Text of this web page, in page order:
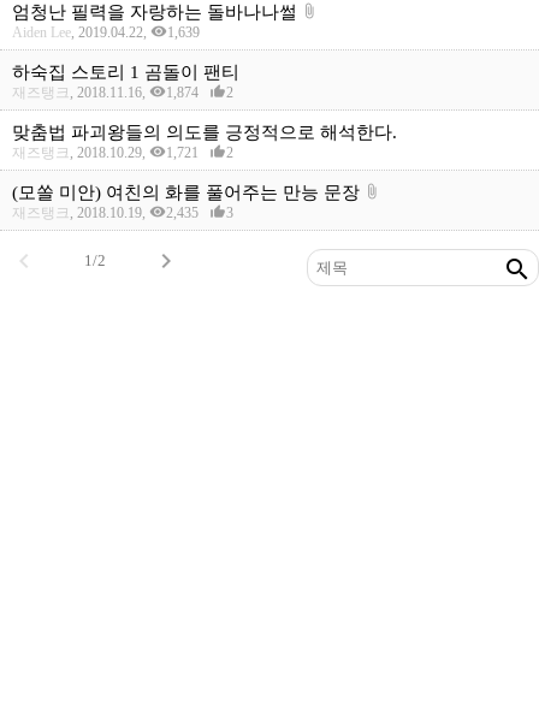
엄청난 필력을 자랑하는 돌바나나썰
attach_file
Aiden Lee, 2019.04.22, visibility1,639
하숙집 스토리 1 곰돌이 팬티
재즈탱크, 2018.11.16, visibility1,874 thumb_up_alt2
맞춤법 파괴왕들의 의도를 긍정적으로 해석한다.
재즈탱크, 2018.10.29, visibility1,721 thumb_up_alt2
(모쏠 미안) 여친의 화를 풀어주는 만능 문장
attach_file
재즈탱크, 2018.10.19, visibility2,435 thumb_up_alt3

 1/2 